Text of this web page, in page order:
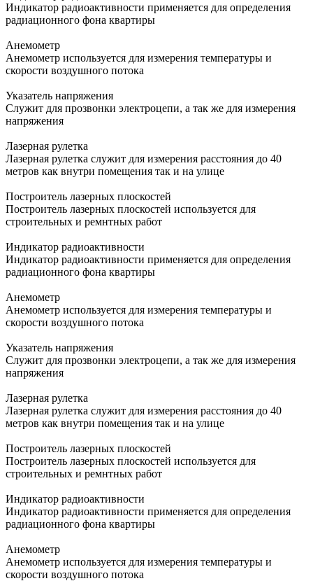
Индикатор радиоактивности применяется для определения
радиационного фона квартиры
Анемометр
Анемометр используется для измерения температуры и
скорости воздушного потока
Указатель напряжения
Служит для прозвонки электроцепи, а так же для измерения
напряжения
Лазерная рулетка
Лазерная рулетка служит для измерения расстояния до 40
метров как внутри помещения так и на улице
Построитель лазерных плоскостей
Построитель лазерных плоскостей используется для
строительных и ремнтных работ
Индикатор радиоактивности
Индикатор радиоактивности применяется для определения
радиационного фона квартиры
Анемометр
Анемометр используется для измерения температуры и
скорости воздушного потока
Указатель напряжения
Служит для прозвонки электроцепи, а так же для измерения
напряжения
Лазерная рулетка
Лазерная рулетка служит для измерения расстояния до 40
метров как внутри помещения так и на улице
Построитель лазерных плоскостей
Построитель лазерных плоскостей используется для
строительных и ремнтных работ
Индикатор радиоактивности
Индикатор радиоактивности применяется для определения
радиационного фона квартиры
Анемометр
Анемометр используется для измерения температуры и
скорости воздушного потока